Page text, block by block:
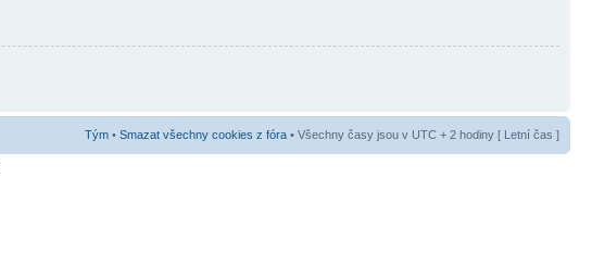
Tým • Smazat všechny cookies z fóra • Všechny časy jsou v UTC + 2 hodiny [ Letní čas ]